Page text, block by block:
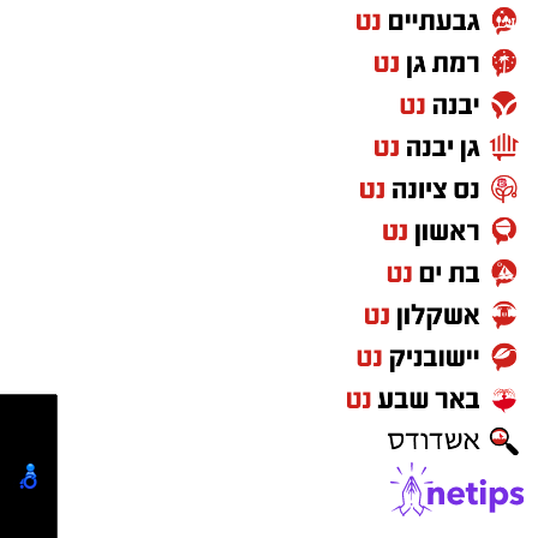
בהמשך מפעיל מצנח רחיפה שסייע בחיפושים,
הבחין בגופתו כשהיא צפה במים והכווין את כוחות
ההצלה המקומיים. צוותי החירום שהגיעו למקום
משו אותו מהים, אך נאלצו לקבוע את מותו.
ידיד שירת עד לפני כשנתיים ככבאי בתחנת
"האומה" במחוז ירושלים והותיר אחריו רעייה
וארבעה ילדים, שהיו עדים לאסון. אחותו של יעקב
ספדה לו בעצב: "קובי היה אדם עם לב ענק שיודע
להעניק לאחר מכל הלב. בעל ואבא למופת לילדים
קטנים שעשה נחת וכבוד להורים. איש אמת
שיחסר להרבה".
בזק"א, באמצעות היחידה הבינלאומית, פועלים
יחד עם משרד החוץ מול הרשויות בקפריסין כדי
להשלים את ההליכים הנדרשים ולהביא את המנוח
לקבורה בישראל.